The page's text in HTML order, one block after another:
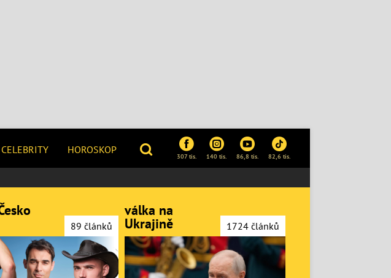
CELEBRITY HOROSKOP
307 tis. 140 tis. 86,8 tis. 82,6 tis.
89 článků
válka na
Ukrajině 1724 článků